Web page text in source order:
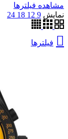
مشاهده فیلترها
نمایش 9
12
18
24
فیلترها